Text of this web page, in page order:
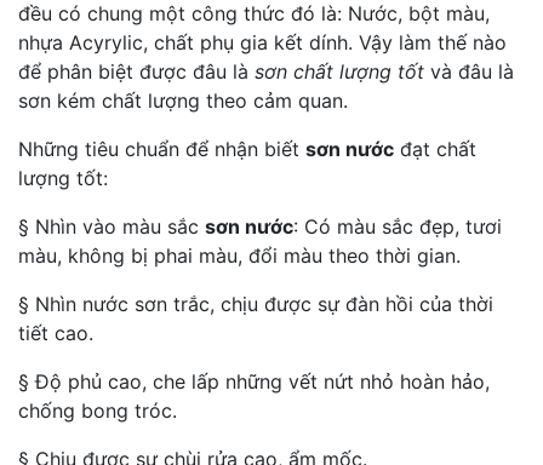
đều có chung một công thức đó là: Nước, bột màu,
nhựa Acyrylic, chất phụ gia kết dính. Vậy làm thế nào
để phân biệt được đâu là sơn chất lượng tốt và đâu là
sơn kém chất lượng theo cảm quan.
Những tiêu chuẩn để nhận biết sơn nước đạt chất
lượng tốt:
§ Nhìn vào màu sắc sơn nước: Có màu sắc đẹp, tươi
màu, không bị phai màu, đổi màu theo thời gian.
§ Nhìn nước sơn trắc, chịu được sự đàn hồi của thời
tiết cao.
§ Độ phủ cao, che lấp những vết nứt nhỏ hoàn hảo,
chống bong tróc.
§ Chịu được sự chùi rửa cao, ẩm mốc.